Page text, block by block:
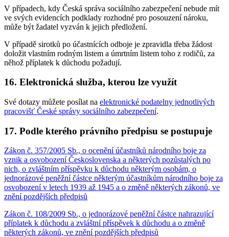
V případech, kdy Česká správa sociálního zabezpečení nebude mít
ve svých evidencích podklady rozhodné pro posouzení nároku,
může být žadatel vyzván k jejich předložení.
V případě sirotků po účastnících odboje je zpravidla třeba žádost
doložit vlastním rodným listem a úmrtním listem toho z rodičů, za
něhož příplatek k důchodu požadují.
16. Elektronická služba, kterou lze využít
Své dotazy můžete posílat na elektronické podatelny jednotlivých
pracovišť České správy sociálního zabezpečení.
17. Podle kterého právního předpisu se postupuje
Zákon č. 357/2005 Sb., o ocenění účastníků národního boje za
vznik a osvobození Československa a některých pozůstalých po
nich, o zvláštním příspěvku k důchodu některým osobám, o
jednorázové peněžní částce některým účastníkům národního boje za
osvobození v letech 1939 až 1945 a o změně některých zákonů, ve
znění pozdějších předpisů
Zákon č. 108/2009 Sb., o jednorázové peněžní částce nahrazující
příplatek k důchodu a zvláštní příspěvek k důchodu a o změně
některých zákonů, ve znění pozdějších předpisů